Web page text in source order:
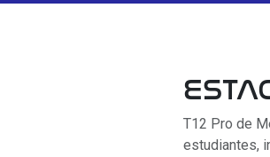
T12 Pro de
estudiantes,